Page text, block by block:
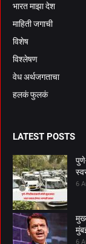
भारत माझा देश
माहिती जगाची
विशेष
विश्लेषण
वेध अर्थजगताचा
हलकं फुलकं
LATEST POSTS
6
6